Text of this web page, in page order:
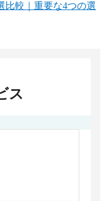
比較｜重要な4つの選
ス